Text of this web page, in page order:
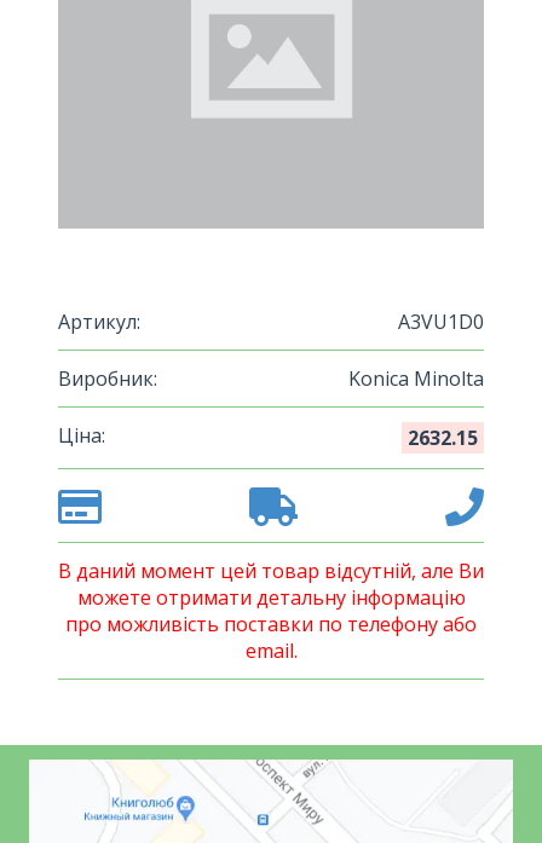
Артикул: A3VU1D0
Виробник: Konica Minolta
Ціна: 2632.15
В даний момент цей товар відсутній, але Ви
можете отримати детальну інформацію
про можливість поставки по телефону або
email.